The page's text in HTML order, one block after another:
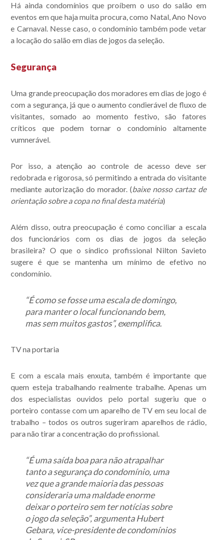
Há ainda condomínios que proíbem o uso do salão em
eventos em que haja muita procura, como Natal, Ano Novo
e Carnaval. Nesse caso, o condomínio também pode vetar
a locação do salão em dias de jogos da seleção.
Segurança
Uma grande preocupação dos moradores em dias de jogo é
com a segurança, já que o aumento condierável de fluxo de
visitantes, somado ao momento festivo, são fatores
críticos que podem tornar o condomínio altamente
vumnerável.
Por isso, a atenção ao controle de acesso deve ser
redobrada e rigorosa, só permitindo a entrada do visitante
mediante autorização do morador. (baixe nosso cartaz de
orientação sobre a copa no final desta matéria)
Além disso, outra preocupação é como conciliar a escala
dos funcionários com os dias de jogos da seleção
brasileira? O que o síndico profissional Nilton Savieto
sugere é que se mantenha um mínimo de efetivo no
condomínio.
“É como se fosse uma escala de domingo,
para manter o local funcionando bem,
mas sem muitos gastos”, exemplifica.
TV na portaria
E com a escala mais enxuta, também é importante que
quem esteja trabalhando realmente trabalhe. Apenas um
dos especialistas ouvidos pelo portal sugeriu que o
porteiro contasse com um aparelho de TV em seu local de
trabalho – todos os outros sugeriram aparelhos de rádio,
para não tirar a concentração do profissional.
“É uma saída boa para não atrapalhar
tanto a segurança do condomínio, uma
vez que a grande maioria das pessoas
consideraria uma maldade enorme
deixar o porteiro sem ter notícias sobre
o jogo da seleção”, argumenta Hubert
Gebara, vice-presidente de condomínios